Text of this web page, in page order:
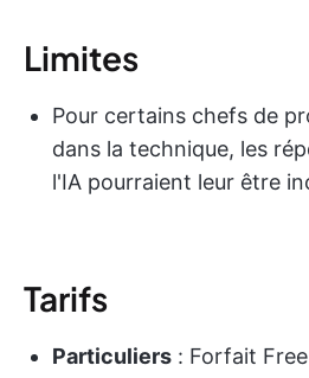
Limites
Pour certains chefs de
dans la technique, les
l'IA pourraient leur être
Tarifs
Particuliers : Forfait Free